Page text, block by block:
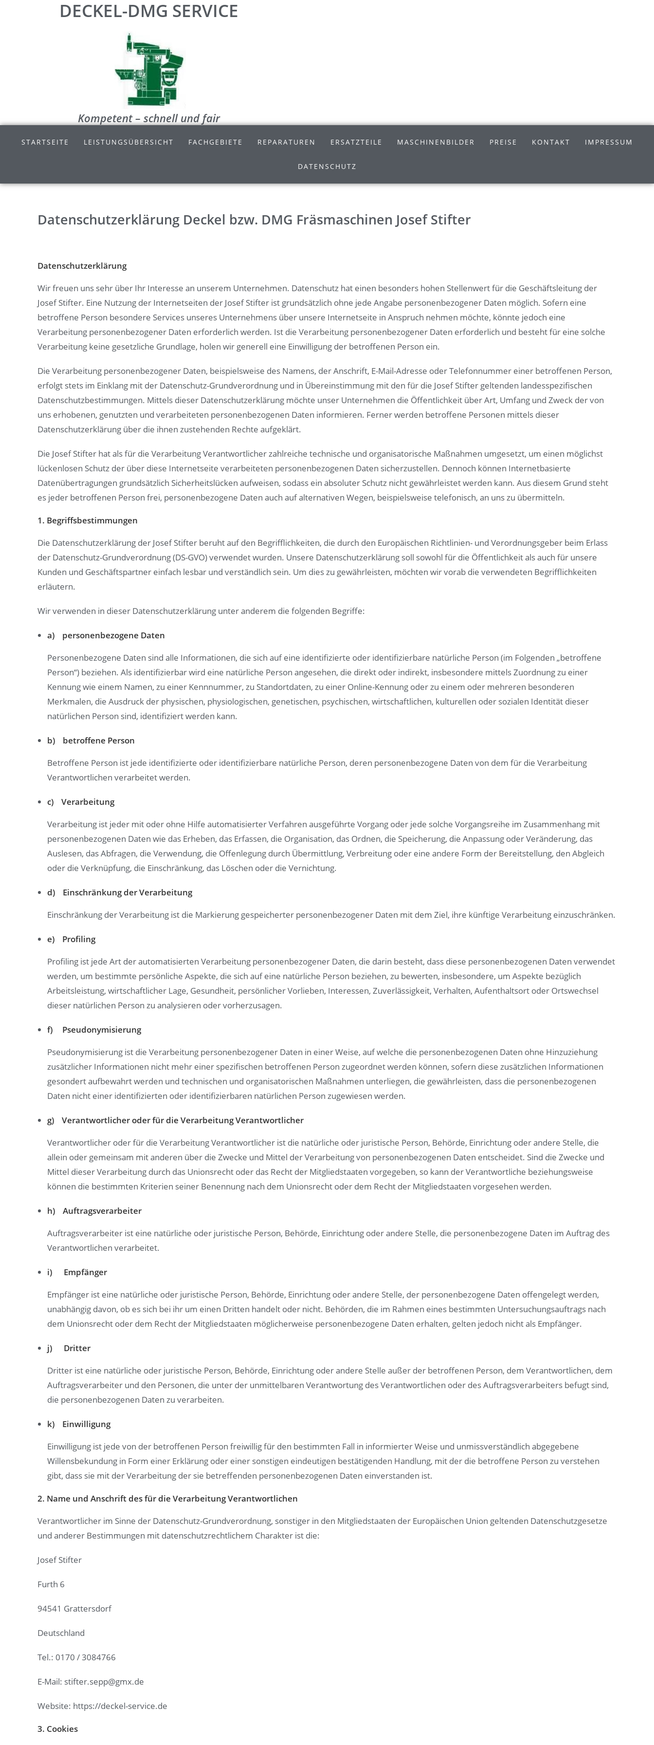
DECKEL-DMG SERVICE
Kompetent – schnell und fair
STARTSEITE LEISTUNGSÜBERSICHT FACHGEBIETE REPARATUREN ERSATZTEILE MASCHINENBILDER PREISE KONTAKT IMPRESSUM
DATENSCHUTZ
Datenschutzerklärung Deckel bzw. DMG Fräsmaschinen Josef Stifter
Datenschutzerklärung
Wir freuen uns sehr über Ihr Interesse an unserem Unternehmen. Datenschutz hat einen besonders hohen Stellenwert für die Geschäftsleitung der
Josef Stifter. Eine Nutzung der Internetseiten der Josef Stifter ist grundsätzlich ohne jede Angabe personenbezogener Daten möglich. Sofern eine
betroffene Person besondere Services unseres Unternehmens über unsere Internetseite in Anspruch nehmen möchte, könnte jedoch eine
Verarbeitung personenbezogener Daten erforderlich werden. Ist die Verarbeitung personenbezogener Daten erforderlich und besteht für eine solche
Verarbeitung keine gesetzliche Grundlage, holen wir generell eine Einwilligung der betroffenen Person ein.
Die Verarbeitung personenbezogener Daten, beispielsweise des Namens, der Anschrift, E-Mail-Adresse oder Telefonnummer einer betroffenen Person,
erfolgt stets im Einklang mit der Datenschutz-Grundverordnung und in Übereinstimmung mit den für die Josef Stifter geltenden landesspezifischen
Datenschutzbestimmungen. Mittels dieser Datenschutzerklärung möchte unser Unternehmen die Öffentlichkeit über Art, Umfang und Zweck der von
uns erhobenen, genutzten und verarbeiteten personenbezogenen Daten informieren. Ferner werden betroffene Personen mittels dieser
Datenschutzerklärung über die ihnen zustehenden Rechte aufgeklärt.
Die Josef Stifter hat als für die Verarbeitung Verantwortlicher zahlreiche technische und organisatorische Maßnahmen umgesetzt, um einen möglichst
lückenlosen Schutz der über diese Internetseite verarbeiteten personenbezogenen Daten sicherzustellen. Dennoch können Internetbasierte
Datenübertragungen grundsätzlich Sicherheitslücken aufweisen, sodass ein absoluter Schutz nicht gewährleistet werden kann. Aus diesem Grund steht
es jeder betroffenen Person frei, personenbezogene Daten auch auf alternativen Wegen, beispielsweise telefonisch, an uns zu übermitteln.
1. Begriffsbestimmungen
Die Datenschutzerklärung der Josef Stifter beruht auf den Begrifflichkeiten, die durch den Europäischen Richtlinien- und Verordnungsgeber beim Erlass
der Datenschutz-Grundverordnung (DS-GVO) verwendet wurden. Unsere Datenschutzerklärung soll sowohl für die Öffentlichkeit als auch für unsere
Kunden und Geschäftspartner einfach lesbar und verständlich sein. Um dies zu gewährleisten, möchten wir vorab die verwendeten Begrifflichkeiten
erläutern.
Wir verwenden in dieser Datenschutzerklärung unter anderem die folgenden Begriffe:
a) personenbezogene Daten
Personenbezogene Daten sind alle Informationen, die sich auf eine identifizierte oder identifizierbare natürliche Person (im Folgenden „betroffene
Person“) beziehen. Als identifizierbar wird eine natürliche Person angesehen, die direkt oder indirekt, insbesondere mittels Zuordnung zu einer
Kennung wie einem Namen, zu einer Kennnummer, zu Standortdaten, zu einer Online-Kennung oder zu einem oder mehreren besonderen
Merkmalen, die Ausdruck der physischen, physiologischen, genetischen, psychischen, wirtschaftlichen, kulturellen oder sozialen Identität dieser
natürlichen Person sind, identifiziert werden kann.
b) betroffene Person
Betroffene Person ist jede identifizierte oder identifizierbare natürliche Person, deren personenbezogene Daten von dem für die Verarbeitung
Verantwortlichen verarbeitet werden.
c) Verarbeitung
Verarbeitung ist jeder mit oder ohne Hilfe automatisierter Verfahren ausgeführte Vorgang oder jede solche Vorgangsreihe im Zusammenhang mit
personenbezogenen Daten wie das Erheben, das Erfassen, die Organisation, das Ordnen, die Speicherung, die Anpassung oder Veränderung, das
Auslesen, das Abfragen, die Verwendung, die Offenlegung durch Übermittlung, Verbreitung oder eine andere Form der Bereitstellung, den Abgleich
oder die Verknüpfung, die Einschränkung, das Löschen oder die Vernichtung.
d) Einschränkung der Verarbeitung
Einschränkung der Verarbeitung ist die Markierung gespeicherter personenbezogener Daten mit dem Ziel, ihre künftige Verarbeitung einzuschränken.
e) Profiling
Profiling ist jede Art der automatisierten Verarbeitung personenbezogener Daten, die darin besteht, dass diese personenbezogenen Daten verwendet
werden, um bestimmte persönliche Aspekte, die sich auf eine natürliche Person beziehen, zu bewerten, insbesondere, um Aspekte bezüglich
Arbeitsleistung, wirtschaftlicher Lage, Gesundheit, persönlicher Vorlieben, Interessen, Zuverlässigkeit, Verhalten, Aufenthaltsort oder Ortswechsel
dieser natürlichen Person zu analysieren oder vorherzusagen.
f) Pseudonymisierung
Pseudonymisierung ist die Verarbeitung personenbezogener Daten in einer Weise, auf welche die personenbezogenen Daten ohne Hinzuziehung
zusätzlicher Informationen nicht mehr einer spezifischen betroffenen Person zugeordnet werden können, sofern diese zusätzlichen Informationen
gesondert aufbewahrt werden und technischen und organisatorischen Maßnahmen unterliegen, die gewährleisten, dass die personenbezogenen
Daten nicht einer identifizierten oder identifizierbaren natürlichen Person zugewiesen werden.
g) Verantwortlicher oder für die Verarbeitung Verantwortlicher
Verantwortlicher oder für die Verarbeitung Verantwortlicher ist die natürliche oder juristische Person, Behörde, Einrichtung oder andere Stelle, die
allein oder gemeinsam mit anderen über die Zwecke und Mittel der Verarbeitung von personenbezogenen Daten entscheidet. Sind die Zwecke und
Mittel dieser Verarbeitung durch das Unionsrecht oder das Recht der Mitgliedstaaten vorgegeben, so kann der Verantwortliche beziehungsweise
können die bestimmten Kriterien seiner Benennung nach dem Unionsrecht oder dem Recht der Mitgliedstaaten vorgesehen werden.
h) Auftragsverarbeiter
Auftragsverarbeiter ist eine natürliche oder juristische Person, Behörde, Einrichtung oder andere Stelle, die personenbezogene Daten im Auftrag des
Verantwortlichen verarbeitet.
i) Empfänger
Empfänger ist eine natürliche oder juristische Person, Behörde, Einrichtung oder andere Stelle, der personenbezogene Daten offengelegt werden,
unabhängig davon, ob es sich bei ihr um einen Dritten handelt oder nicht. Behörden, die im Rahmen eines bestimmten Untersuchungsauftrags nach
dem Unionsrecht oder dem Recht der Mitgliedstaaten möglicherweise personenbezogene Daten erhalten, gelten jedoch nicht als Empfänger.
j) Dritter
Dritter ist eine natürliche oder juristische Person, Behörde, Einrichtung oder andere Stelle außer der betroffenen Person, dem Verantwortlichen, dem
Auftragsverarbeiter und den Personen, die unter der unmittelbaren Verantwortung des Verantwortlichen oder des Auftragsverarbeiters befugt sind,
die personenbezogenen Daten zu verarbeiten.
k) Einwilligung
Einwilligung ist jede von der betroffenen Person freiwillig für den bestimmten Fall in informierter Weise und unmissverständlich abgegebene
Willensbekundung in Form einer Erklärung oder einer sonstigen eindeutigen bestätigenden Handlung, mit der die betroffene Person zu verstehen
gibt, dass sie mit der Verarbeitung der sie betreffenden personenbezogenen Daten einverstanden ist.
2. Name und Anschrift des für die Verarbeitung Verantwortlichen
Verantwortlicher im Sinne der Datenschutz-Grundverordnung, sonstiger in den Mitgliedstaaten der Europäischen Union geltenden Datenschutzgesetze
und anderer Bestimmungen mit datenschutzrechtlichem Charakter ist die:
Josef Stifter
Furth 6
94541 Grattersdorf
Deutschland
Tel.: 0170 / 3084766
E-Mail: stifter.sepp@gmx.de
Website: https://deckel-service.de
3. Cookies